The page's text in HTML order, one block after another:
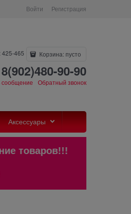
Войти Регистрация
465 Корзина: пусто
8(902)480-90-90
сообщение Обратный звонок
Аксессуары
товаров!!!